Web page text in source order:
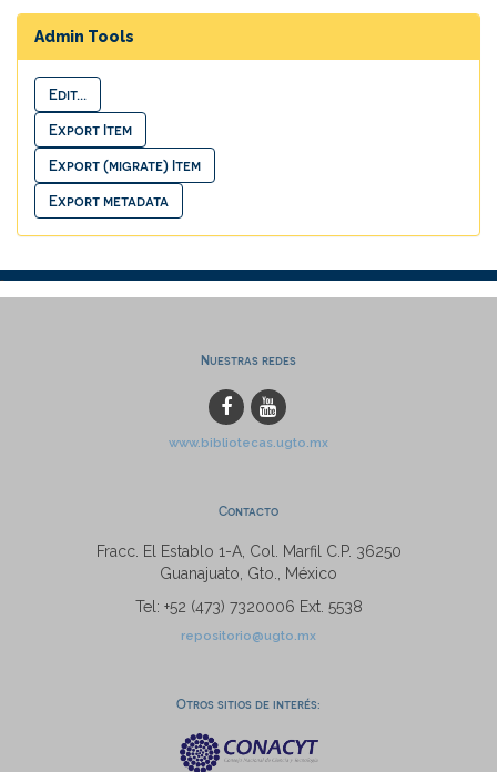
Admin Tools
Nuestras redes
www.bibliotecas.ugto.mx
Contacto
Fracc. El Establo 1-A, Col. Marfil C.P. 36250
Guanajuato, Gto., México
Tel: +52 (473) 7320006 Ext. 5538
repositorio@ugto.mx
Otros sitios de interés: